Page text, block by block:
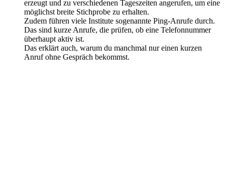
erzeugt und zu verschiedenen Tageszeiten angerufen, um eine
möglichst breite Stichprobe zu erhalten.
Zudem führen viele Institute sogenannte Ping-Anrufe durch.
Das sind kurze Anrufe, die prüfen, ob eine Telefonnummer
überhaupt aktiv ist.
Das erklärt auch, warum du manchmal nur einen kurzen
Anruf ohne Gespräch bekommst.